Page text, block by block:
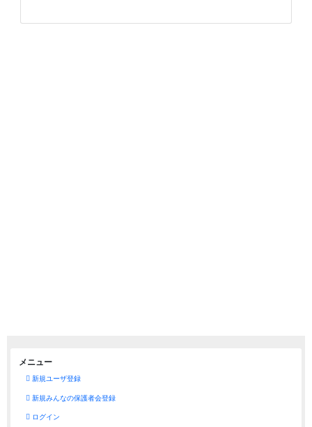
メニュー
新規ユーザ登録
新規みんなの保護者会登録
ログイン